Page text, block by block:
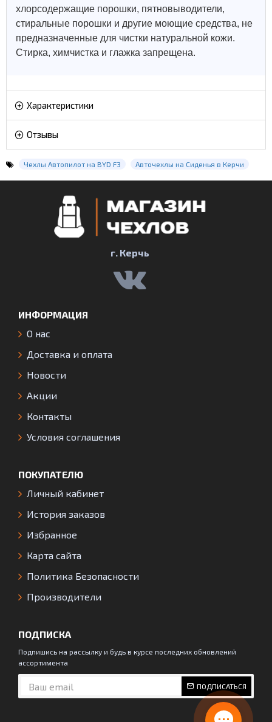
хлорсодержащие порошки, пятновыводители,
стиральные порошки и другие моющие средства, не
предназначенные для чистки натуральной кожи.
Стирка, химчистка и глажка запрещена.
Характеристики
Отзывы
Чехлы Автопилот на BYD F3 Авточехлы на Сиденья в Керчи
г. Керчь
ИНФОРМАЦИЯ
О нас
Доставка и оплата
Новости
Акции
Контакты
Условия соглашения
ПОКУПАТЕЛЮ
Личный кабинет
История заказов
Избранное
Карта сайта
Политика Безопасности
Производители
ПОДПИСКА
Подпишись на рассылку и будь в курсе последних обновлений
ассортимента
ПОДПИСАТЬСЯ